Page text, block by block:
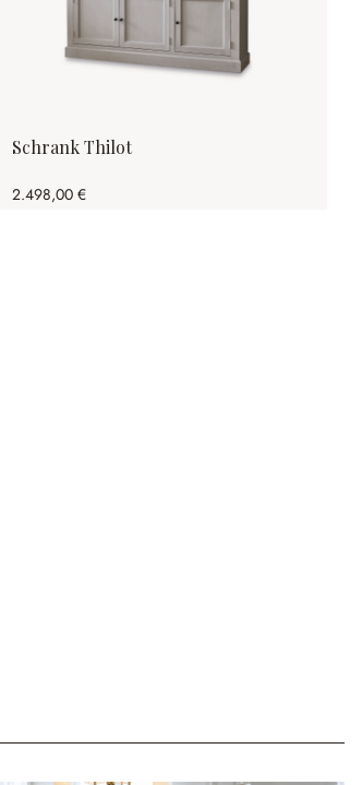
Schrank Thilot
2.498,00 €